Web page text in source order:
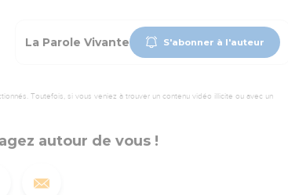
La Parole Vivante S'abonner à l'auteur
Toutefois, si vous veniez à trouver un contenu vidéo illicite ou avec un
autour de vous !